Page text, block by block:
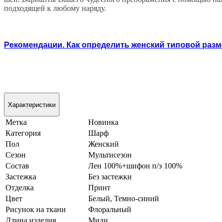
подходящей к любому наряду.
Рекомендации. Как определить женский типовой
Характеристики
Метка
Новинка
Категория
Шарф
Пол
Женский
Сезон
Мультисезон
Состав
Лен 100%+шифон п/э 100%
Застежка
Без застежки
Отделка
Принт
Цвет
Белый, Темно-синий
Рисунок на ткани
Флоральный
Длина изделия
Миди